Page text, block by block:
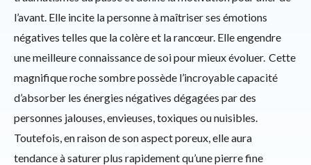
l’avant. Elle incite la personne à maîtriser ses émotions
négatives telles que la colère et la rancœur. Elle engendre
une meilleure connaissance de soi pour mieux évoluer. Cette
magnifique roche sombre possède l’incroyable capacité
d’absorber les énergies négatives dégagées par des
personnes jalouses, envieuses, toxiques ou nuisibles.
Toutefois, en raison de son aspect poreux, elle aura
tendance à saturer plus rapidement qu’une pierre fine